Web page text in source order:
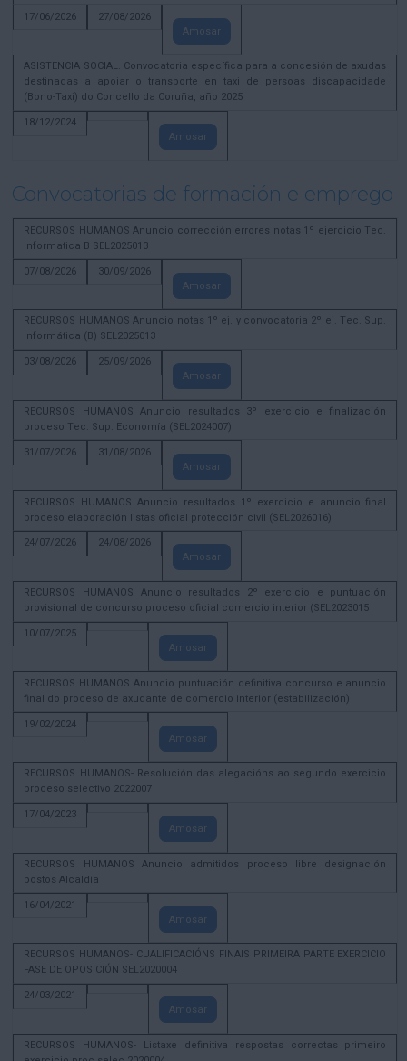
17/06/2026
27/08/2026
Amosar
ASISTENCIA SOCIAL. Convocatoria específica para a concesión de axudas
destinadas a apoiar o transporte en taxi de persoas discapacidade
(Bono-Taxi) do Concello da Coruña, año 2025
18/12/2024
Amosar
Convocatorias de formación e emprego
RECURSOS HUMANOS Anuncio corrección errores notas 1º ejercicio Tec.
Informatica B SEL2025013
07/08/2026
30/09/2026
Amosar
RECURSOS HUMANOS Anuncio notas 1º ej. y convocatoria 2º ej. Tec. Sup.
Informática (B) SEL2025013
03/08/2026
25/09/2026
Amosar
RECURSOS HUMANOS Anuncio resultados 3º exercicio e finalización
proceso Tec. Sup. Economía (SEL2024007)
31/07/2026
31/08/2026
Amosar
RECURSOS HUMANOS Anuncio resultados 1º exercicio e anuncio final
proceso elaboración listas oficial protección civil (SEL2026016)
24/07/2026
24/08/2026
Amosar
RECURSOS HUMANOS Anuncio resultados 2º exercicio e puntuación
provisional de concurso proceso oficial comercio interior (SEL2023015
10/07/2025
Amosar
RECURSOS HUMANOS Anuncio puntuación definitiva concurso e anuncio
final do proceso de axudante de comercio interior (estabilización)
19/02/2024
Amosar
RECURSOS HUMANOS- Resolución das alegacións ao segundo exercicio
proceso selectivo 2022007
17/04/2023
Amosar
RECURSOS HUMANOS Anuncio admitidos proceso libre designación
postos Alcaldía
16/04/2021
Amosar
RECURSOS HUMANOS- CUALIFICACIÓNS FINAIS PRIMEIRA PARTE EXERCICIO
FASE DE OPOSICIÓN SEL2020004
24/03/2021
Amosar
RECURSOS HUMANOS- Listaxe definitiva respostas correctas primeiro